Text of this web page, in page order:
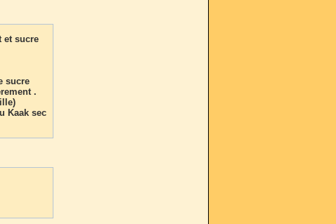
et sucre
sucre
.
Kaak sec